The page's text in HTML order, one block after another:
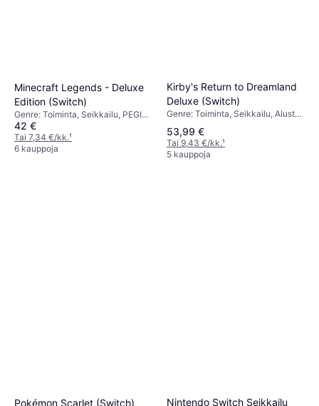
Minecraft Legends - Deluxe
Edition (Switch)
Genre: Toiminta, Seikkailu, PEGI-
ikärajaus: 7
42 €
Tai 7,34 €/kk.¹
6 kauppoja
Kirby's Return to Dreamland
Deluxe (Switch)
Genre: Toiminta, Seikkailu, Alusta,
53,99 €
Tai 9,43 €/kk.¹
5 kauppoja
Pokémon Scarlet (Switch)
Nintendo Switch Seikkailu